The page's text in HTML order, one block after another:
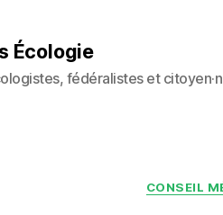
Écologie
fédéralistes et
CONSEIL